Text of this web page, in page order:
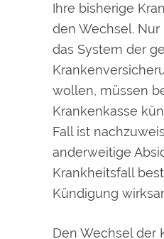
Ihre bisherige
den Wechsel. Nur
das System der
wollen, müssen
Krankenkasse
Fall ist
anderweitige
Krankheitsfall
Kündigung
Den Wechsel der